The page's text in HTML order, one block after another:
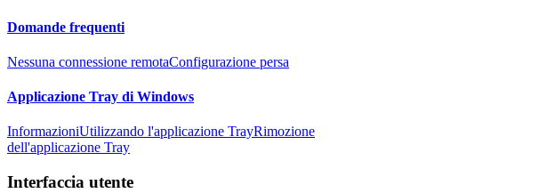
Domande frequenti
Nessuna connessione remotaConfigurazione persa
Applicazione Tray di Windows
InformazioniUtilizzando l'applicazione TrayRimozione
dell'applicazione Tray
Interfaccia utente